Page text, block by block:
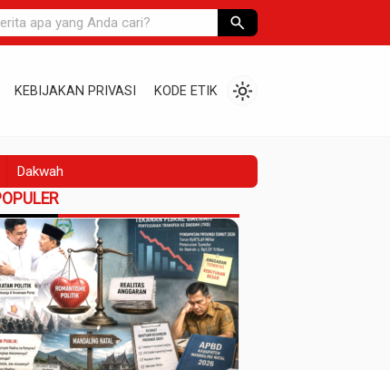
search
KEBIJAKAN PRIVASI KODE ETIK light_mode
Dakwah